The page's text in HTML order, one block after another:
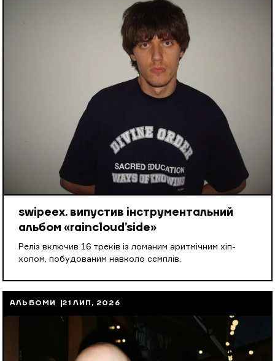
swipeex. випустив інструментальний
альбом «raincloud’side»
Реліз включив 16 треків із ломаним аритмічним хіп-
хопом, побудованим навколо семплів.
АЛЬБОМИ 21 ЛИП, 2026